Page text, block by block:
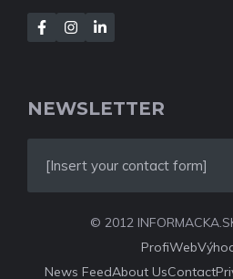
NEWSLETTER
[Insert your contact form]
© 2012
News FeedAbout UsContact